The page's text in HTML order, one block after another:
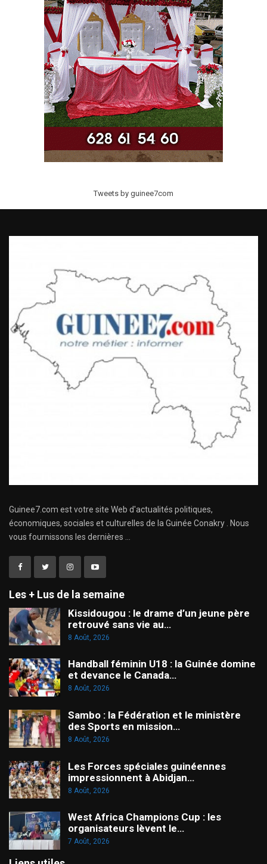
Tweets by guinee7com
Guinee7.com est votre site Web d'actualités politiques,
économiques, sociales et culturelles de la Guinée Conakry . Nous
vous fournissons les dernières ...
Les + Lus de la semaine
Kissidougou : le drame d’un jeune père
retrouvé sans vie au…
8 Août, 2026
Handball féminin U18 : la Guinée domine
et devance le Canada…
8 Août, 2026
Sambo : la Fédération et le ministère
des Sports en mission…
8 Août, 2026
Les Forces spéciales guinéennes
impressionnent à Abidjan…
8 Août, 2026
West Africa Champions Cup : les
organisateurs lèvent le…
7 Août, 2026